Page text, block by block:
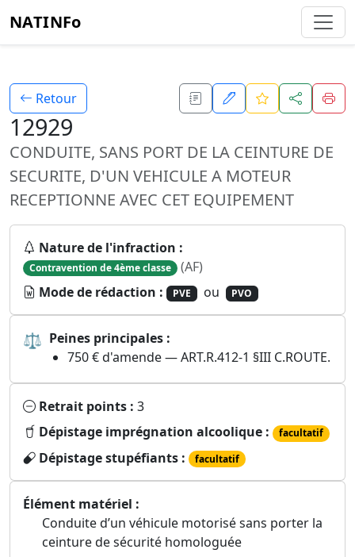
NATINFo
Retour
12929
CONDUITE, SANS PORT DE LA CEINTURE DE
SECURITE, D'UN VEHICULE A MOTEUR
RECEPTIONNE AVEC CET EQUIPEMENT
Nature de l'infraction :
Contravention de 4ème classe (AF)
Mode de rédaction :
PVE ou PVO
⚖ Peines principales :
750 € d'amende — ART.R.412-1 §III C.ROUTE.
Retrait points : 3
Dépistage imprégnation alcoolique :
facultatif
Dépistage stupéfiants : facultatif
Élément matériel :
Conduite d’un véhicule motorisé sans porter la
ceinture de sécurité homologuée